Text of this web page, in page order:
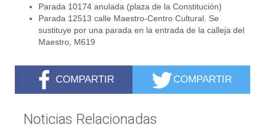
Parada 10174 anulada (plaza de la Constitución)
Parada 12513 calle Maestro-Centro Cultural. Se
sustituye por una parada en la entrada de la calleja del
Maestro, M619
COMPARTIR COMPARTIR
Noticias Relacionadas